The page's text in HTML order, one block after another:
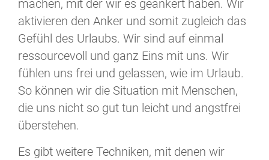
machen, mit der wir es geankert haben. Wir
aktivieren den Anker und somit zugleich das
Gefühl des Urlaubs. Wir sind auf einmal
ressourcevoll und ganz Eins mit uns. Wir
fühlen uns frei und gelassen, wie im Urlaub.
So können wir die Situation mit Menschen,
die uns nicht so gut tun leicht und angstfrei
überstehen.
Es gibt weitere Techniken, mit denen wir